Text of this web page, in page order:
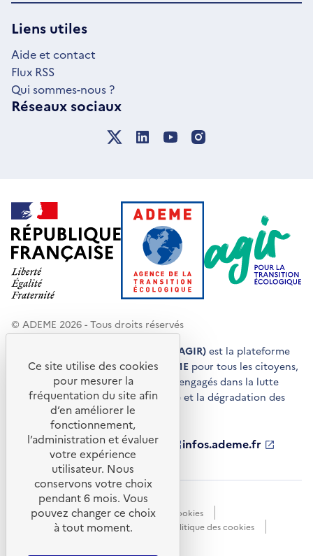
UNE
Liens utiles
Aide et contact
Flux RSS
Qui sommes-nous ?
Réseaux sociaux
© ADEME 2026 - Tous droits réservés
Agir pour la transition écologique (AGIR) est la plateforme
de conseils et de services de l'ADEME pour tous les citoyens,
acteurs économiques et territoires engagés dans la lutte
contre le réchauffement climatique et la dégradation des
ressources.
ademe.fr
S'ouvre
nouvelle
fenêtre
librairie.ademe.fr
S'ouvre
dans
une
nouvelle
fenêtre
infos.ademe.fr
S'ouvre
nouvelle
ademe.fr/presse
S'ouvre
nouvelle
fenêtre
Accessibilité : non conforme
Données personnelles
Gestion des cookies
Mentions légales
Plan du site
Politique des cookies
Ce site utilise des cookies
pour mesurer la
fréquentation du site afin
d’en améliorer le
fonctionnement,
l’administration et évaluer
votre expérience
utilisateur. Nous
conservons votre choix
pendant 6 mois. Vous
pouvez changer ce choix
à tout moment.